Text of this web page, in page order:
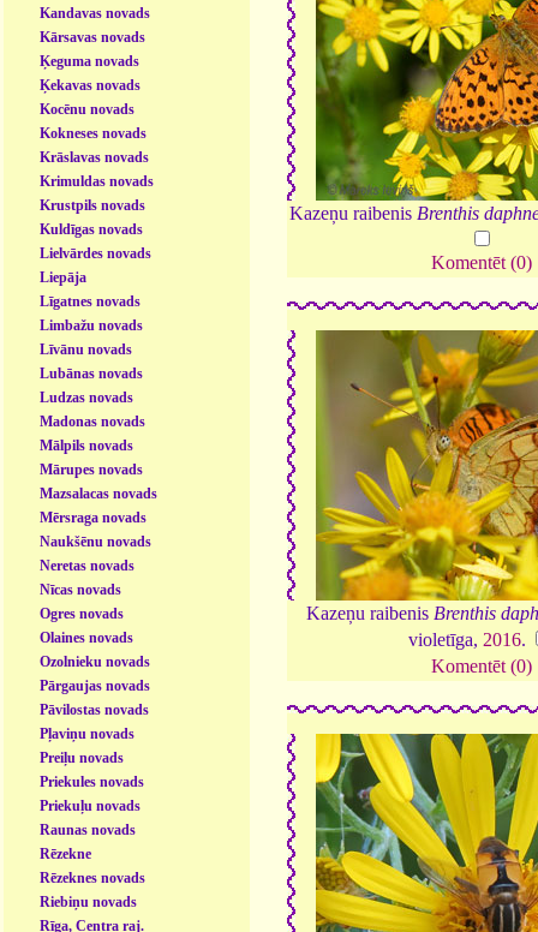
Kandavas novads
Kārsavas novads
Ķeguma novads
Ķekavas novads
Kocēnu novads
Kokneses novads
Krāslavas novads
Krimuldas novads
Krustpils novads
Kuldīgas novads
Lielvārdes novads
Liepāja
Līgatnes novads
Limbažu novads
Līvānu novads
Lubānas novads
Ludzas novads
Madonas novads
Mālpils novads
Mārupes novads
Mazsalacas novads
Mērsraga novads
Naukšēnu novads
Neretas novads
Nīcas novads
Ogres novads
Olaines novads
Ozolnieku novads
Pārgaujas novads
Pāvilostas novads
Pļaviņu novads
Preiļu novads
Priekules novads
Priekuļu novads
Raunas novads
Rēzekne
Rēzeknes novads
Riebiņu novads
Rīga, Centra raj.
Kazeņu raibenis Brenthis
Komentēt (0)
Kazeņu raibenis Brenthis
violetīga, 2016.
Komentēt (0)